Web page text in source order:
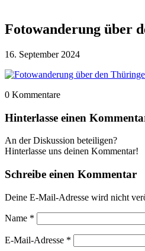
Fotowanderung über
16. September 2024
0 Kommentare
Hinterlasse einen
An der Diskussion beteiligen?
Hinterlasse uns deinen Kommentar!
Schreibe einen Kommentar
Deine E-Mail-Adresse wird nicht
Name *
E-Mail-Adresse *